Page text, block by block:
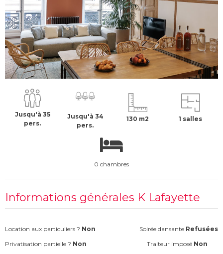
75009-PARIS À partir de :
1400 € H.T
Jusqu'à 35
pers.
Jusqu'à 34
pers.
130 m2 1 salles
0 chambres
Informations générales K Lafayette
Location aux particuliers ? Non Soirée dansante Refusées
Privatisation partielle ? Non Traiteur imposé Non